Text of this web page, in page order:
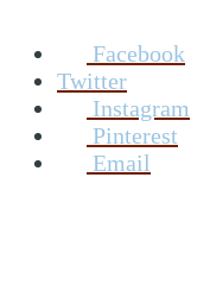
Facebook
Twitter
Instagram
Pinterest
Email